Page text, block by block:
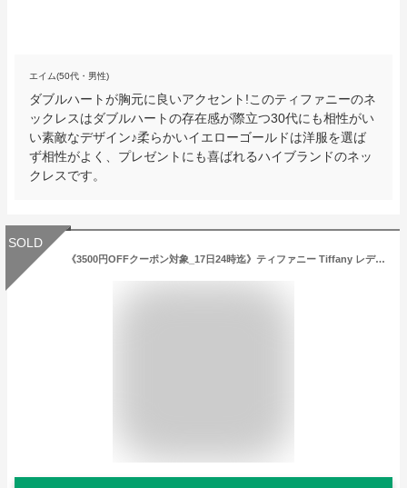
エイム(50代・男性)
ダブルハートが胸元に良いアクセント!このティファニーのネ
ックレスはダブルハートの存在感が際立つ30代にも相性がい
い素敵なデザイン♪柔らかいイエローゴールドは洋服を選ば
ず相性がよく、プレゼントにも喜ばれるハイブランドのネッ
クレスです。
SOLD
《3500円OFFクーポン対象_17日24時迄》ティファニー Tiffany レディース ネックレス Atlas アトラス ペンダント K18ローズゴールド ピンクゴールド 30480554 | ブランド xcp1